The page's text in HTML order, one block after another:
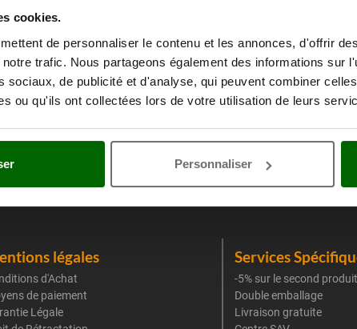
cookies.
de personnaliser le contenu et les annonces, d'offrir
trafic. Nous partageons également des informations sur
sociaux, de publicité et d'analyse, qui peuvent combiner
ou qu'ils ont collectées lors de votre utilisation de leurs
Personnaliser
légales
d'Achat
de paiement
Légale
Services
-5% sur le second
Double emballage
Livraison gratuite